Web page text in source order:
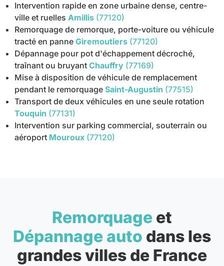
Intervention rapide en zone urbaine dense, centre-
ville et ruelles Amillis (77120)
Remorquage de remorque, porte-voiture ou véhicule
tracté en panne Giremoutiers (77120)
Dépannage pour pot d'échappement décroché,
traînant ou bruyant Chauffry (77169)
Mise à disposition de véhicule de remplacement
pendant le remorquage Saint-Augustin (77515)
Transport de deux véhicules en une seule rotation
Touquin (77131)
Intervention sur parking commercial, souterrain ou
aéroport Mouroux (77120)
Remorquage et
Dépannage auto dans les
grandes villes de France